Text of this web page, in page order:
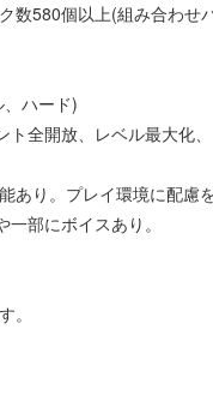
数580個以上(組み合わ
、ハード)
ト全開放、レベル最大化
あり。プレイ環境に配慮
部にボイスあり。
。